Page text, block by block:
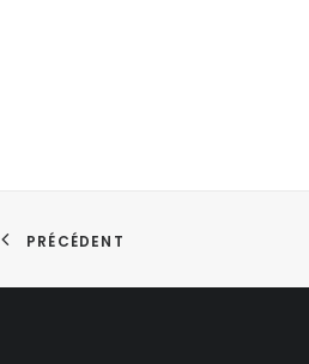
PRÉCÉDENT